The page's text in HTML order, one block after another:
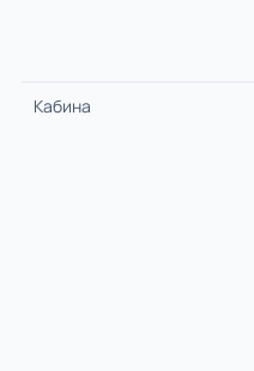
Кабина